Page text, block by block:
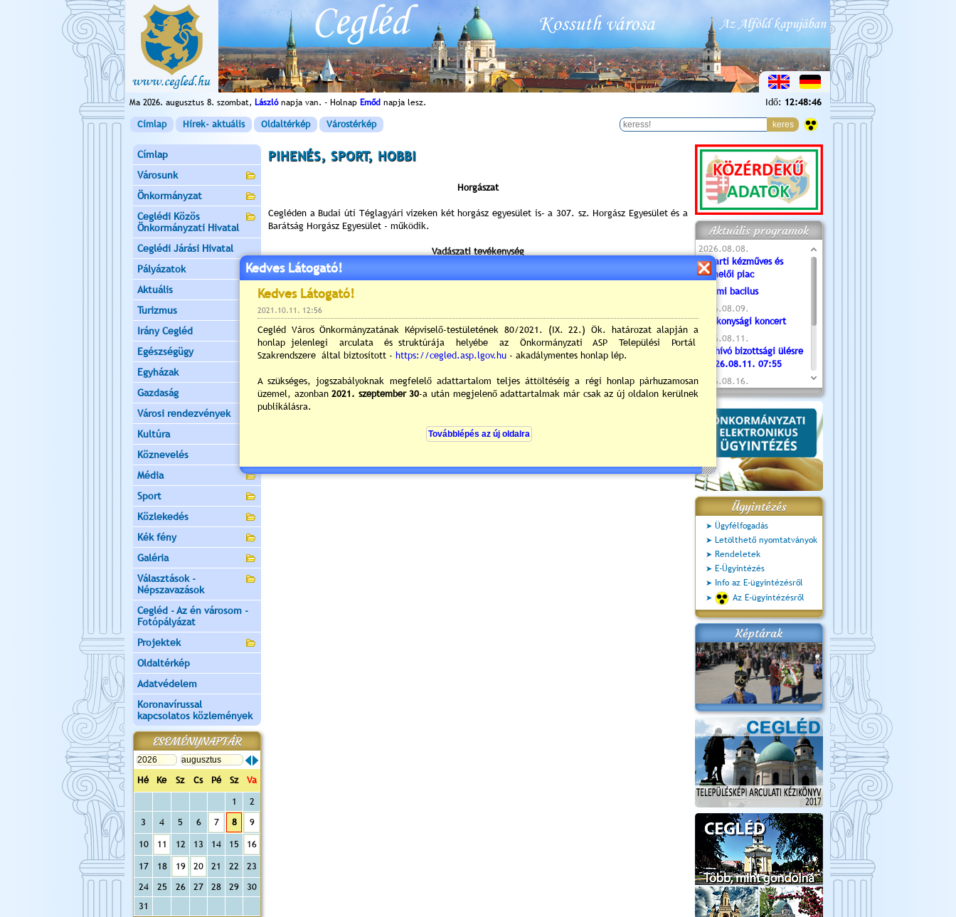
Ma 2026. augusztus 8. szombat, Lászlónapja van. - Holnap Emőd napja lesz. Idő: 12:48:47
Címlap Hírek- aktuális Oldaltérkép Várostérkép
Címlap
Városunk
Önkormányzat
Ceglédi Közös
Önkormányzati Hivatal
Ceglédi Járási Hivatal
Pályázatok
Aktuális
Turizmus
Irány Cegléd
Egészségügy
Egyházak
Gazdaság
Városi rendezvények
Kultúra
Köznevelés
Média
Sport
Közlekedés
Kék fény
Galéria
Választások -
Népszavazások
Cegléd - Az én városom -
Fotópályázat
Projektek
Oldaltérkép
Adatvédelem
Koronavírussal
kapcsolatos közlemények
ESEMÉNYNAPTÁR
Hé Ke Sz Cs Pé Sz
Va
1
2
3
4 5 6 7 8 9
10 11 12 13 14 15 16
17 18 19 20 21 22
23
24
25 26 27 28 29
30
31
PIHENÉS, SPORT, HOBBI
Horgászat
Cegléden a Budai úti Téglagyári vizeken két horgász egyesület is- a 307. sz. Horgász Egyesület és a
Barátság Horgász Egyesület - működik.
Vadászati tevékenység
A ceglédi térségben nem elhanyagolható a vadászatnak, mint sportnak és kulturált kikapcsolódásnak
a lehetősége.
E célkitűzésnek zászlóvivője elsősorban a Ceglédi Vadászklub.
A-25 Postagalambsport Egyesület
Cegléd, Tükör u. 5.
Cegléd, Damjanich u. 3.
Aktuális programok
2026.08.08.
Tóparti kézműves és
termelői piac
Valami bacilus
2026.08.09.
Jótékonysági koncert
2026.08.11.
Meghívó bizottsági ülésre
- 2026.08.11. 07:55
2026.08.16.
Újvárosi Közlekedési és
Sportnap
2026.08.19.
Ceglédi fotóklub kiállítás
2026.08.20.
Szent István Ünnepe
Ügyintézés
Ügyfélfogadás
Letölthető nyomtatványok
Rendeletek
E-Ügyintézés
Info az E-ügyintézésről
Az E-ügyintézésről
Képtárak
Kedves Látogató!